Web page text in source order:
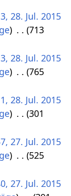
28. Jul. 2015
713
28. Jul. 2015
765
28. Jul. 2015
301
27. Jul. 2015
525
27. Jul. 2015